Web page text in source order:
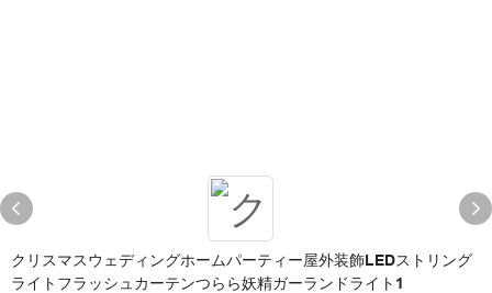
クリスマスウェディングホームパーティー屋外装飾LEDストリング
ライトフラッシュカーテンつらら妖精ガーランドライト1